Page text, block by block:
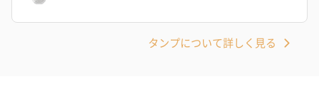
タンプについて詳しく見る